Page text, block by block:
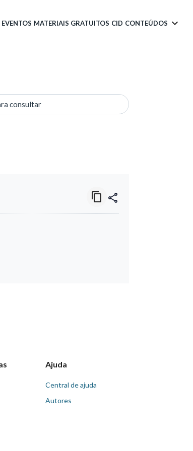
EVENTOS MATERIAIS GRATUITOS CID CONTEÚDOS
consultar
Ajuda
Central de ajuda
Autores